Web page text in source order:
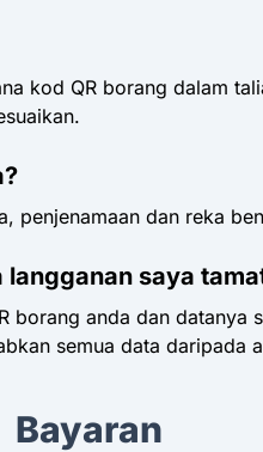
kod QR borang dalam
penjenamaan dan reka
saya
anda dan datanya
semua data daripada
Bayaran